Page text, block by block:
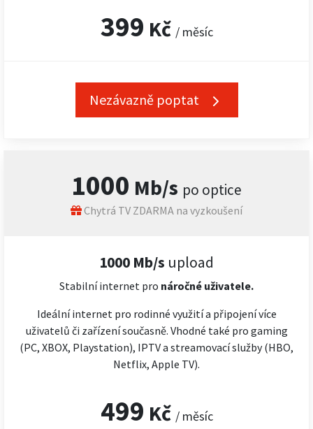
399 Kč / měsíc
Nezávazně poptat
1000 Mb/s po optice
Chytrá TV ZDARMA na vyzkoušení
1000 Mb/s upload
Stabilní internet pro náročné uživatele.
Ideální internet pro rodinné využití a připojení více
uživatelů či zařízení současně. Vhodné také pro gaming
(PC, XBOX, Playstation), IPTV a streamovací služby (HBO,
Netflix, Apple TV).
499 Kč / měsíc